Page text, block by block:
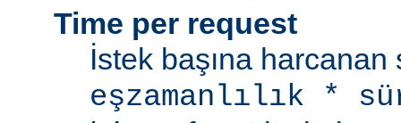
Time per request
İstek başına
eşzamanlılık *